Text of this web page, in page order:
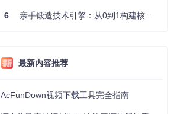
6 亲手锻造技术引擎：从0到1构建核心系统的实践指南
最新内容推荐
AcFunDown视频下载工具完全指南